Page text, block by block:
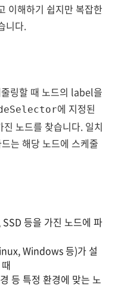
이해하기 쉽지만 복잡한
니다.
링할 때 노드의 label을
에 지정된
노드를 찾습니다. 일치
는 해당 노드에 스케줄
등을 가진 노드에 파
Windows 등)가 설
등 특정 환경에 맞는 노